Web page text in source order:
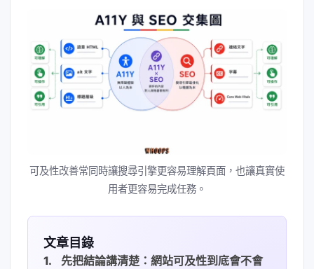
可及性改善常同時讓搜尋引擎更容易理解頁面，也讓真實使
用者更容易完成任務。
文章目錄
先把結論講清楚：網站可及性到底會不會